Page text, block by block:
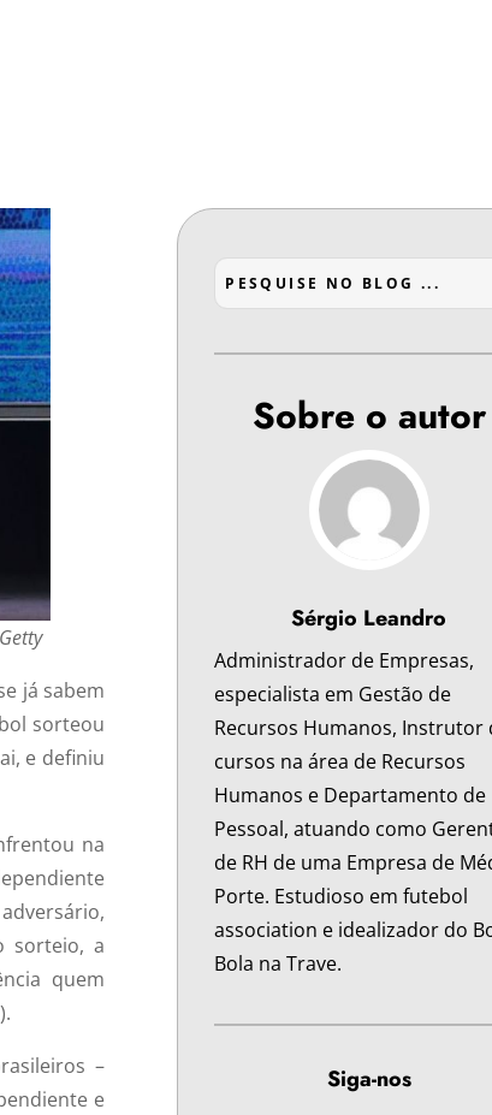
Getty
já sabem
sorteou
e definiu
na
sorteio, a
quem
–
e
Sobre o autor
Sérgio Leandro
Administrador de Empresas,
especialista em Gestão de
Recursos Humanos, Instrutor
cursos na área de Recursos
Humanos e Departamento de
Pessoal, atuando como
de RH de uma Empresa de
Porte. Estudioso em futebol
association e idealizador do
Bola na Trave.
Siga-nos